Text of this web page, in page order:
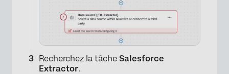
Recherchez la tâche Salesforce
Extractor.